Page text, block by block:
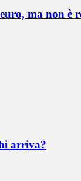
ma non è
arriva?